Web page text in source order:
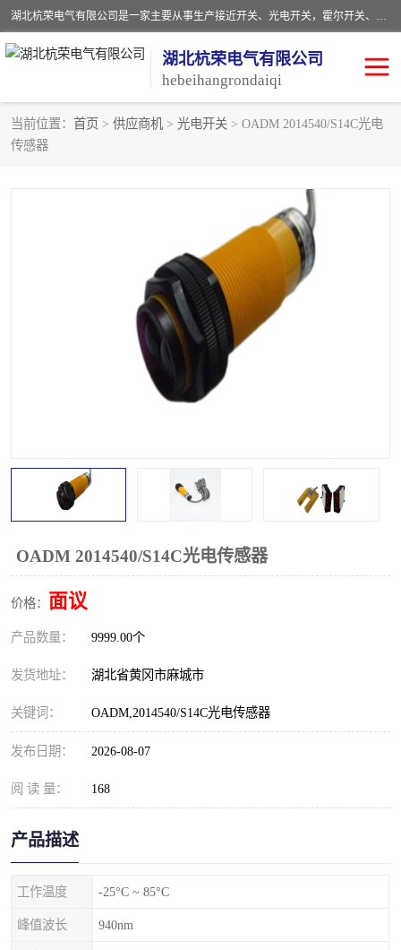
湖北杭荣电气有限公司是一家主要从事生产接近开关、光电开关，霍尔开关、两级跑偏开关、双向拉绳开关、速度监测器、皮带打滑开关、阻旋式料位开关、皮带纵向撕裂开关、溜槽堵塞开关、声光报警器、矿用磁性井筒开关等，主营行业：电气设备、仪器仪表制造, 高低压电器，成套电气设备，矿用防爆机电设备，皮带机综合保护系统，防爆电器，传感器，工矿配件，电器配件，自动化工业机器人的研发，制造，加工销售。
湖北杭荣电气有限公司
hebeihangrondaiqi
当前位置： 首页 > 供应商机 > 光电开关 > OADM 2014540/S14C光电
传感器
OADM 2014540/S14C光电传感器
价格： 面议
产品数量： 9999.00个
发货地址： 湖北省黄冈市麻城市
关键词： OADM,2014540/S14C光电传感器
发布日期： 2026-08-07
阅 读 量： 168
产品描述
工作温度 -25°C ~ 85°C
峰值波长 940nm
阻旋料位开关
声光报警器
滑线指示灯
光电开关
拉绳开关
溜槽堵塞检测开关
限位开关 速度检测器
速度传感器
微电脑超速开关